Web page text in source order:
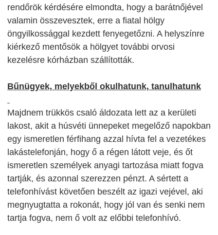
rendőrök kérdésére elmondta, hogy a barátnőjével
valamin összevesztek, erre a fiatal hölgy
öngyilkossággal kezdett fenyegetőzni. A helyszínre
kiérkező mentősök a hölgyet további orvosi
kezelésre kórházban szállították.
Bűnügyek, melyekből okulhatunk, tanulhatunk
Majdnem trükkös csaló áldozata lett az a kerületi
lakost, akit a húsvéti ünnepeket megelőző napokban
egy ismeretlen férfihang azzal hívta fel a vezetékes
lakástelefonján, hogy ő a régen látott veje, és őt
ismeretlen személyek anyagi tartozása miatt fogva
tartják, és azonnal szerezzen pénzt. A sértett a
telefonhívást követően beszélt az igazi vejével, aki
megnyugtatta a rokonát, hogy jól van és senki nem
tartja fogva, nem ő volt az előbbi telefonhívó.